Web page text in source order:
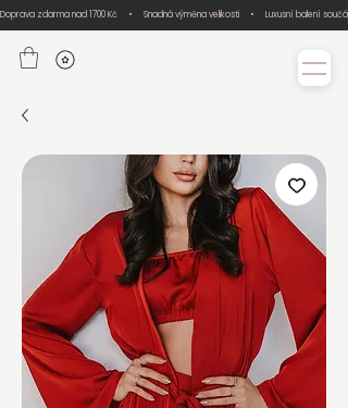
Doprava zdarma nad 1700 Kč     •     Snadná výměna velikosti     •     Luxusní balení